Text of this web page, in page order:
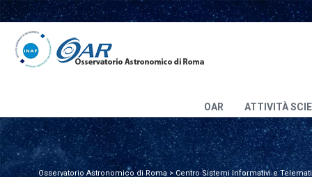
OAR ATTIVITÀ
Osservatorio Astronomico di Roma>Centro Sistemi Informativi e